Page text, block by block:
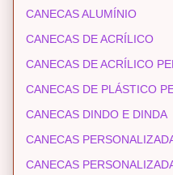
CANECAS ALUMÍNIO
CANECAS DE ACRÍLICO
CANECAS DE ACRÍLICO
CANECAS DE PLÁSTICO
CANECAS DINDO E DINDA
CANECAS
CANECAS